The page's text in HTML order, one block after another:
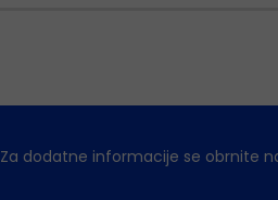
Za dodatne informacije se obrnite